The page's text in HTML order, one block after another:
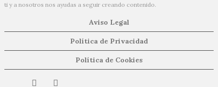
ti y a nosotros nos ayudas a seguir creando contenido.
Aviso Legal
Política de Privacidad
Política de Cookies